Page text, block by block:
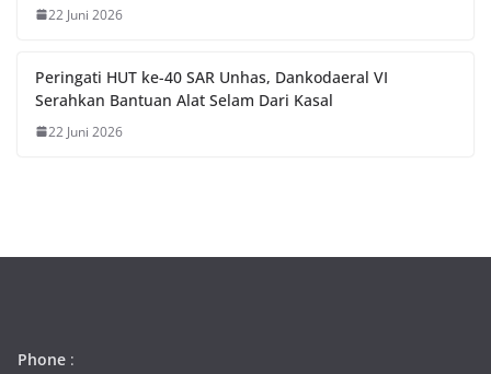
22 Juni 2026
Peringati HUT ke-40 SAR Unhas, Dankodaeral VI
Serahkan Bantuan Alat Selam Dari Kasal
22 Juni 2026
Phone :